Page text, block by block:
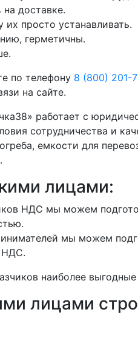
доставке.
просто устанавливать.
герметичны.
по телефону 8 (800) 201-
на сайте.
работает с
сотрудничества и
емкости для
лицами:
НДС мы можем
мы можем
НДС.
наиболее
лицами